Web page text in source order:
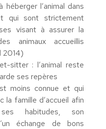
l’animal dans
qui sont strictement
visant à assurer la
animaux accueillis
2014)
sitter : l’animal reste
ses repères
moins connue et qui
la famille d’accueil afin
habitudes, son
échange de bons